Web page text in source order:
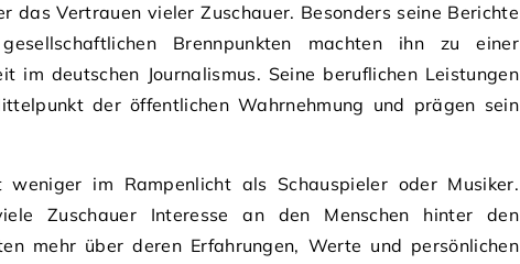
das Vertrauen vieler Zuschauer. Besonders seine Berichte
Brennpunkten machten ihn zu einer
im deutschen Journalismus. Seine beruflichen Leistungen
der öffentlichen Wahrnehmung und prägen sein
weniger im Rampenlicht als Schauspieler oder Musiker.
Zuschauer Interesse an den Menschen hinter den
mehr über deren Erfahrungen, Werte und persönlichen